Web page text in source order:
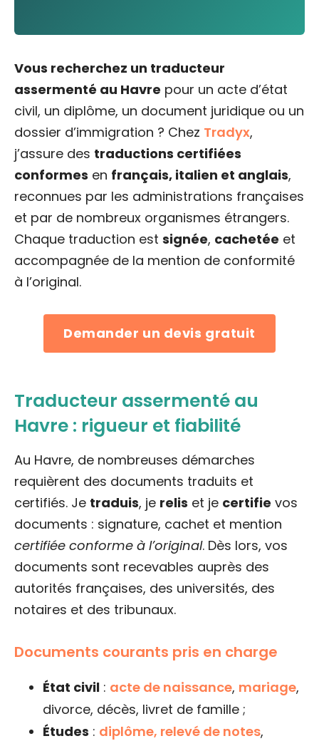
Vous recherchez un traducteur
assermenté au Havre pour un acte d’état
civil, un diplôme, un document juridique ou un
dossier d’immigration ? Chez Tradyx,
j’assure des traductions certifiées
conformes en français, italien et anglais,
reconnues par les administrations françaises
et par de nombreux organismes étrangers.
Chaque traduction est signée, cachetée et
accompagnée de la mention de conformité
à l’original.
Demander un devis gratuit
Traducteur assermenté au
Havre : rigueur et fiabilité
Au Havre, de nombreuses démarches
requièrent des documents traduits et
certifiés. Je traduis, je relis et je certifie vos
documents : signature, cachet et mention
certifiée conforme à l’original. Dès lors, vos
documents sont recevables auprès des
autorités françaises, des universités, des
notaires et des tribunaux.
Documents courants pris en charge
État civil : acte de naissance, mariage,
divorce, décès, livret de famille ;
Études : diplôme, relevé de notes,